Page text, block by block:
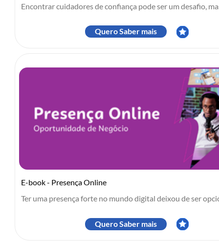
Encontrar cuidadores de confiança pode ser um desafio,
Quero Saber mais
E-book - Presença Online
Ter uma presença forte no mundo digital deixou de ser
Quero Saber mais